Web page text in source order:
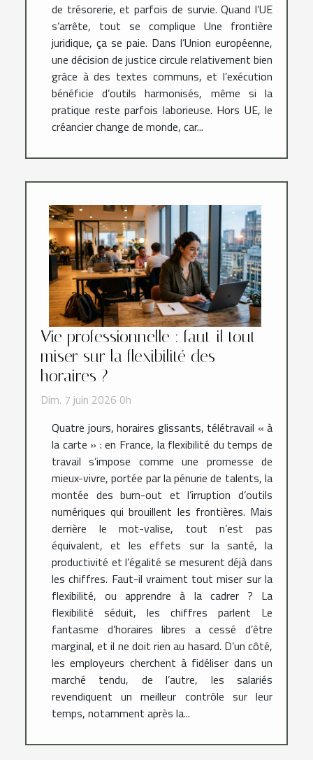
de trésorerie, et parfois de survie. Quand l’UE
s’arrête, tout se complique Une frontière
juridique, ça se paie. Dans l’Union européenne,
une décision de justice circule relativement bien
grâce à des textes communs, et l’exécution
bénéficie d’outils harmonisés, même si la
pratique reste parfois laborieuse. Hors UE, le
créancier change de monde, car...
Vie professionnelle : faut-il tout
miser sur la flexibilité des
horaires ?
Dim. 7 juin 2026 0h
Quatre jours, horaires glissants, télétravail « à
la carte » : en France, la flexibilité du temps de
travail s’impose comme une promesse de
mieux-vivre, portée par la pénurie de talents, la
montée des burn-out et l’irruption d’outils
numériques qui brouillent les frontières. Mais
derrière le mot-valise, tout n’est pas
équivalent, et les effets sur la santé, la
productivité et l’égalité se mesurent déjà dans
les chiffres. Faut-il vraiment tout miser sur la
flexibilité, ou apprendre à la cadrer ? La
flexibilité séduit, les chiffres parlent Le
fantasme d’horaires libres a cessé d’être
marginal, et il ne doit rien au hasard. D’un côté,
les employeurs cherchent à fidéliser dans un
marché tendu, de l’autre, les salariés
revendiquent un meilleur contrôle sur leur
temps, notamment après la...